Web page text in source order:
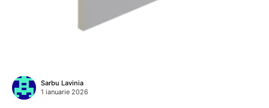
Sarbu Lavinia
1 ianuarie 2026